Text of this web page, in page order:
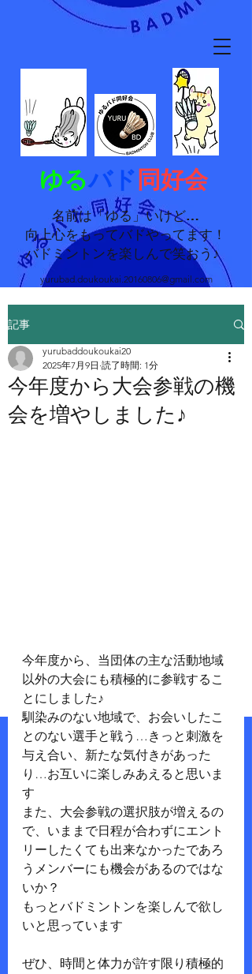
ゆるバド 同好会
名前は「ゆる」いけど…
向上心をもってバドやってます！
バドミントンを楽しんで笑おう♪
yurubad.doukoukai.20160806@gmail.com
記事
今年度から大会参戦の機
会を増やしました♪
yurubaddoukoukai20
2025年7月9日 読了時間: 1分
今年度から、当団体の主な活動地域
以外の大会にも積極的に参戦するこ
とにしました♪
馴染みのない地域で、お会いしたこ
とのない選手と戦う…きっと刺激を
与え合い、新たな気付きがあった
り…お互いに楽しみあえると思いま
す
また、大会参戦の選択肢が増えるの
で、いままで日程が合わずにエント
リーしたくても出来なかったであろ
うメンバーにも機会があるのではな
いか？
もっとバドミントンを楽しんで欲し
いと思っています
ぜひ、時間と体力が許す限り積極的